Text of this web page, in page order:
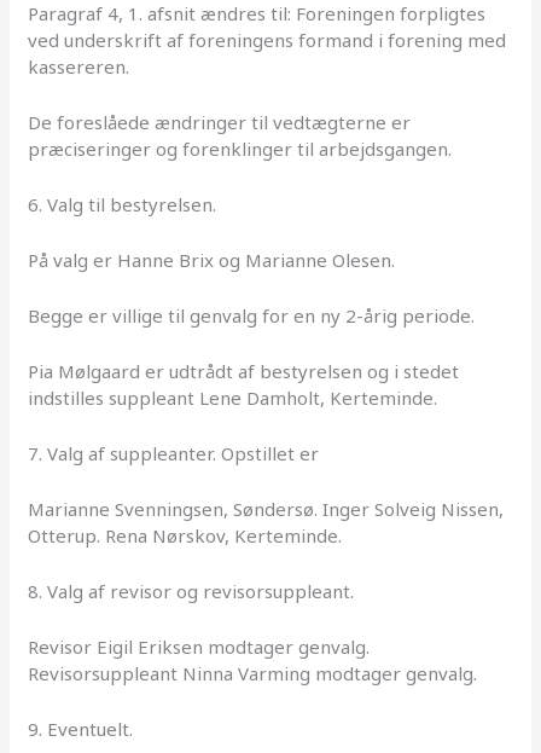
Paragraf 4, 1. afsnit ændres til: Foreningen forpligtes
ved underskrift af foreningens formand i forening med
kassereren.
De foreslåede ændringer til vedtægterne er
præciseringer og forenklinger til arbejdsgangen.
6. Valg til bestyrelsen.
På valg er Hanne Brix og Marianne Olesen.
Begge er villige til genvalg for en ny 2-årig periode.
Pia Mølgaard er udtrådt af bestyrelsen og i stedet
indstilles suppleant Lene Damholt, Kerteminde.
7. Valg af suppleanter. Opstillet er
Marianne Svenningsen, Søndersø. Inger Solveig Nissen,
Otterup. Rena Nørskov, Kerteminde.
8. Valg af revisor og revisorsuppleant.
Revisor Eigil Eriksen modtager genvalg.
Revisorsuppleant Ninna Varming modtager genvalg.
9. Eventuelt.